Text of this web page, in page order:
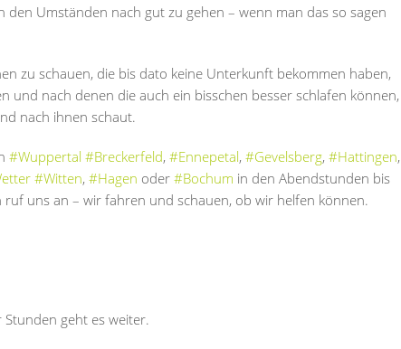
den Umständen nach gut zu gehen – wenn man das so sagen
zu schauen, die bis dato keine Unterkunft bekommen haben,
und nach denen die auch ein bisschen besser schlafen können,
nach ihnen schaut.
#Wuppertal #Breckerfeld, #Ennepetal, #Gevelsberg, #Hattingen,
#Witten, #Hagen oder #Bochum in den Abendstunden bis
uns an – wir fahren und schauen, ob wir helfen können.
geht es weiter.